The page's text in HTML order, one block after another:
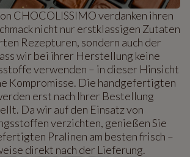
CHOCOLISSIMO verdanken ihren
nicht nur erstklassigen Zutaten
Rezepturen, sondern auch der
wir bei ihrer Herstellung keine
verwenden – in dieser Hinsicht
Kompromisse. Die handgefertigten
erst nach Ihrer Bestellung
Da wir auf den Einsatz von
verzichten, genießen Sie
Pralinen am besten frisch –
direkt nach der Lieferung.